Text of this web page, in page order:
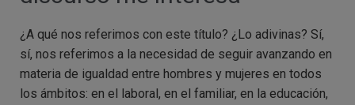
¿A qué nos referimos con este título? ¿Lo adivinas? Sí,
sí, nos referimos a la necesidad de seguir avanzando en
materia de igualdad entre hombres y mujeres en todos
los ámbitos: en el laboral, en el familiar, en la educación,